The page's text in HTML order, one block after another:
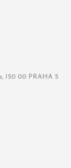
150 00 PRAHA 5